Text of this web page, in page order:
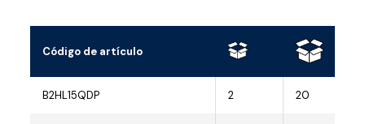
Código de artículo
B2HL15QDP 2 20